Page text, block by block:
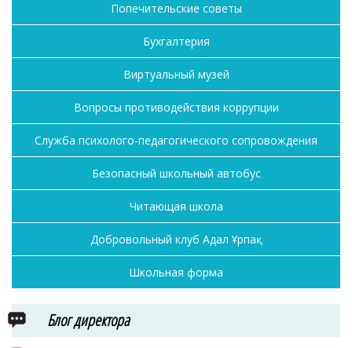
Попечительские советы
Бухгалтерия
Виртуальный музей
Вопросы противодействия коррупции
Служба психолого-педагогического сопровождения
Безопасный школьный автобус
Читающая школа
Добровольный клуб Адал Ұрпақ
Школьная форма
Блог директора